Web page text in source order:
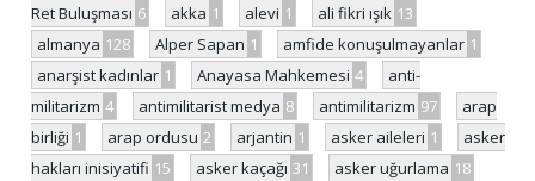
Ret Buluşması 6 akka 1 alevi 1 ali fikri ışık 13
almanya 128 Alper Sapan 1 amfide konuşulmayanlar 1
anarşist kadınlar 1 Anayasa Mahkemesi 4
anti-
militarizm 4 antimilitarist medya 8 antimilitarizm 97
arap
birliği 1 arap ordusu 2 arjantin 1 asker aileleri 1
asker
hakları inisiyatifi 15 asker kaçağı 31 asker uğurlama 18